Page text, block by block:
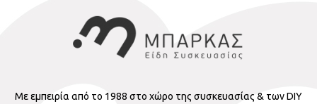
Με εμπειρία από το 1988 στο χώρο της συσκευασίας & των DIY